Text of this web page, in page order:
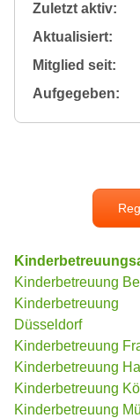
Zuletzt aktiv:
Aktualisiert:
Mitglied seit:
Aufgegeben:
Kinderbetreuung
Kinderbetreuung
Düsseldorf
Kinderbetreuung
Kinderbetreuung
Kinderbetreuung
Kinderbetreuung